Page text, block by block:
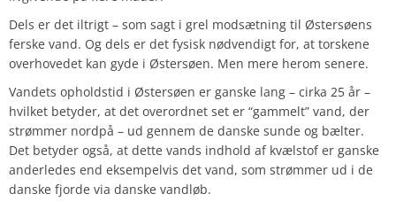
Dels er det iltrigt – som sagt i grel modsætning til Østersøens
ferske vand. Og dels er det fysisk nødvendigt for, at torskene
overhovedet kan gyde i Østersøen. Men mere herom senere.
Vandets opholdstid i Østersøen er ganske lang – cirka 25 år –
hvilket betyder, at det overordnet set er “gammelt” vand, der
strømmer nordpå – ud gennem de danske sunde og bælter.
Det betyder også, at dette vands indhold af kvælstof er ganske
anderledes end eksempelvis det vand, som strømmer ud i de
danske fjorde via danske vandløb.